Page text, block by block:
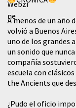
A menos de un año
volvió a Buenos
uno de los grandes
un sonido que
compañía
escuela con
the Ancients que
¿Pudo el oficio